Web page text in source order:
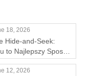
18, 2026
Hide-and-Seek:
to Najlepszy Sposób
CHAMELEON na
12, 2026